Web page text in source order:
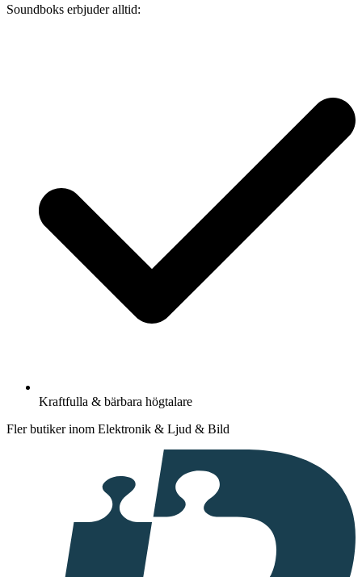
Soundboks erbjuder alltid:
Kraftfulla & bärbara högtalare
Fler butiker inom Elektronik & Ljud & Bild